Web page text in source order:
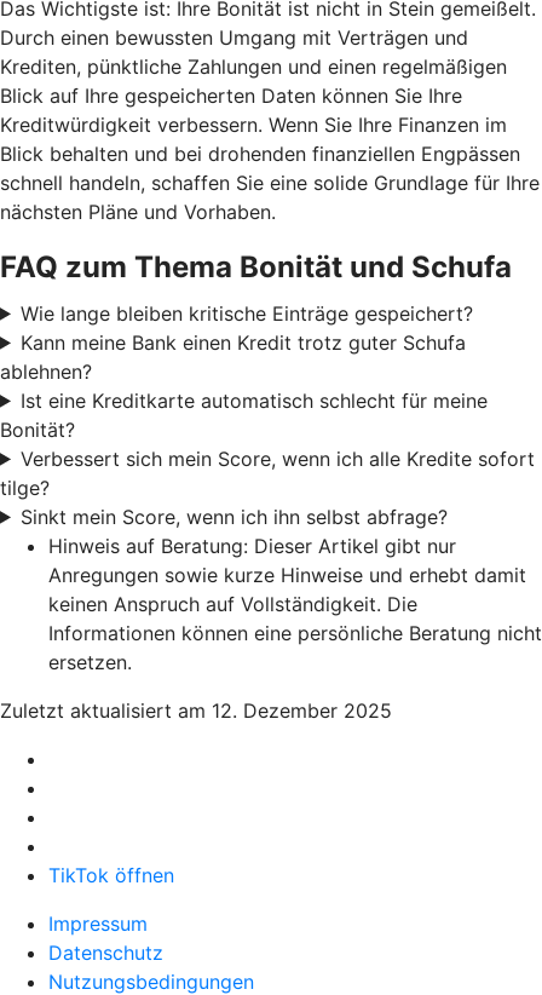
Das Wichtigste ist: Ihre Bonität ist nicht in Stein gemeißelt.
Durch einen bewussten Umgang mit Verträgen und
Krediten, pünktliche Zahlungen und einen regelmäßigen
Blick auf Ihre gespeicherten Daten können Sie Ihre
Kreditwürdigkeit verbessern. Wenn Sie Ihre Finanzen im
Blick behalten und bei drohenden finanziellen Engpässen
schnell handeln, schaffen Sie eine solide Grundlage für Ihre
nächsten Pläne und Vorhaben.
FAQ zum Thema Bonität und Schufa
Wie lange bleiben kritische Einträge gespeichert?
Kann meine Bank einen Kredit trotz guter Schufa
ablehnen?
Ist eine Kreditkarte automatisch schlecht für meine
Bonität?
Verbessert sich mein Score, wenn ich alle Kredite sofort
tilge?
Sinkt mein Score, wenn ich ihn selbst abfrage?
Hinweis auf Beratung: Dieser Artikel gibt nur
Anregungen sowie kurze Hinweise und erhebt damit
keinen Anspruch auf Vollständigkeit. Die
Informationen können eine persönliche Beratung nicht
ersetzen.
Zuletzt aktualisiert am 12. Dezember 2025
TikTok öffnen
Impressum
Datenschutz
Nutzungsbedingungen